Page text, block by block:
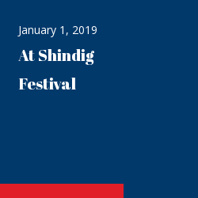
January 1, 2019
At Shindig
Festival